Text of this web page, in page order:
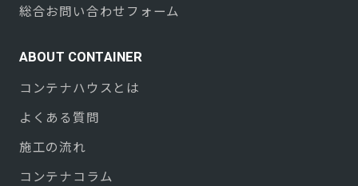
総合お問い合わせフォーム
ABOUT CONTAINER
コンテナハウスとは
よくある質問
施工の流れ
コンテナコラム